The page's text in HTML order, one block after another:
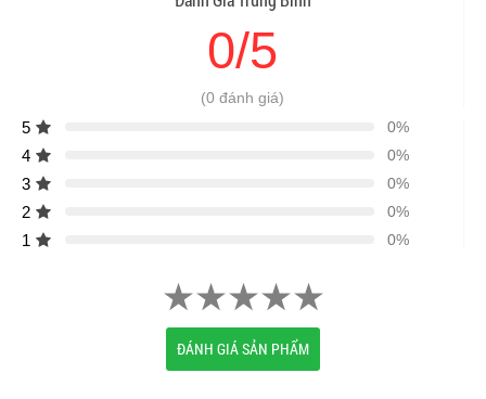
0/5
(0 đánh giá)
5 0%
4 0%
3 0%
2 0%
1 0%
ĐÁNH GIÁ SẢN PHẨM